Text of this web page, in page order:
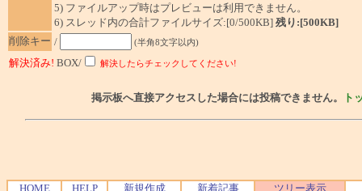
5) ファイルアップ時はプレビューは利用できません。
6) スレッド内の合計ファイルサイズ:[0/500KB] 残り:[500KB]
削除キー / (半角8文字以内)
解決済み! BOX/ 解決したらチェックしてください!
掲示板へ直接アクセスした場合には投稿できません。 ト
HOME HELP 新規作成 新着記事 ツリー表示